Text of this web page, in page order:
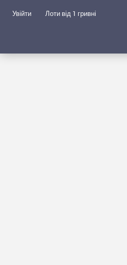
Увійти Лоти від 1 гривні